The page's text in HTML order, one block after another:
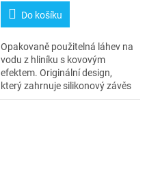
Do košíku
Opakovaně použitelná láhev na
vodu z hliníku s kovovým
efektem. Originální design,
který zahrnuje silikonový závěs
na...